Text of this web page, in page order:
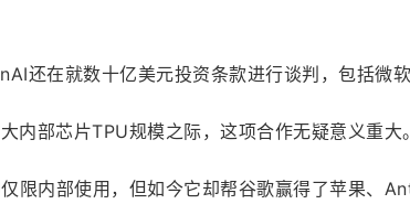
还在就数十亿美元投资条款进行谈判，包括微
内部芯片TPU规模之际，这项合作无疑意义重大。
限内部使用，但如今它却帮谷歌赢得了苹果、